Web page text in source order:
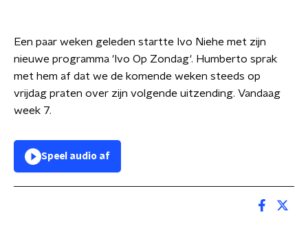
Een paar weken geleden startte Ivo Niehe met zijn
nieuwe programma 'Ivo Op Zondag'. Humberto sprak
met hem af dat we de komende weken steeds op
vrijdag praten over zijn volgende uitzending. Vandaag
week 7.
Speel audio af